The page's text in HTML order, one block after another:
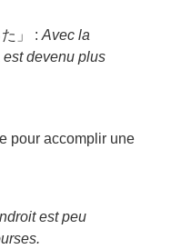
」 : Avec la
devenu plus
pour accomplir une
est peu